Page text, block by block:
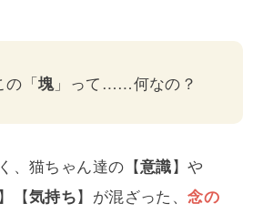
「塊」って……何なの？
、猫ちゃん達の【意識】や
【気持ち】が混ざった、念の